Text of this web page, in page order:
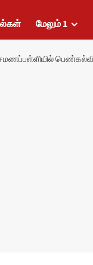
மேலும் 1
சமணப்பள்ளியில்